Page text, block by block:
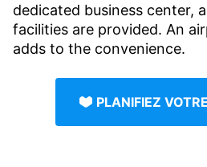
dedicated business center,
facilities are provided. An
adds to the convenience.
PLANIFIEZ